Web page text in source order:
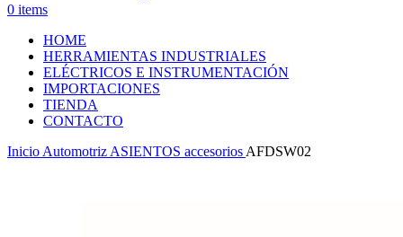
0 items
HOME
HERRAMIENTAS INDUSTRIALES
ELÉCTRICOS E INSTRUMENTACIÓN
IMPORTACIONES
TIENDA
CONTACTO
Inicio Automotriz ASIENTOS accesorios AFDSW02